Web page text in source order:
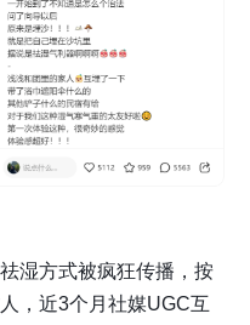
湿方式被疯狂传播，按
， 近3个月社媒UGC互